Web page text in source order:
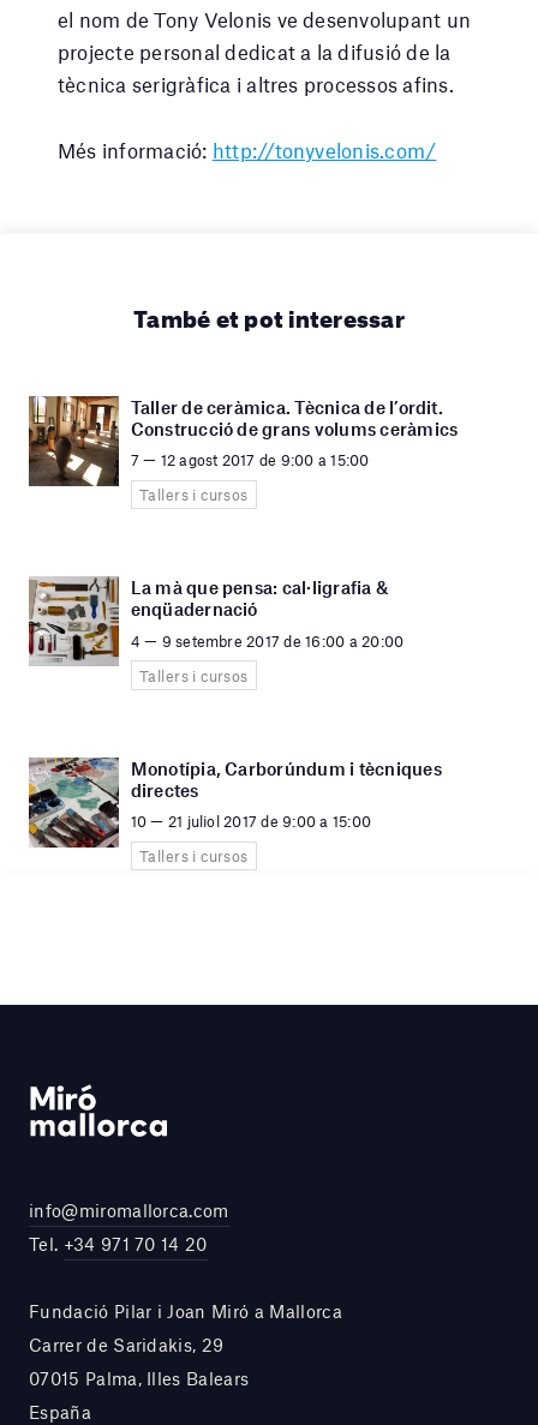
el nom de Tony Velonis ve desenvolupant un
projecte personal dedicat a la difusió de la
tècnica serigràfica i altres processos afins.
Més informació: http://tonyvelonis.com/
També et pot interessar
Taller de ceràmica. Tècnica de l’ordit.
Construcció de grans volums ceràmics
7 — 12 agost 2017 de 9:00 a 15:00
Tallers i cursos
La mà que pensa: cal·ligrafia &
enqüadernació
4 — 9 setembre 2017 de 16:00 a 20:00
Tallers i cursos
Monotípia, Carborúndum i tècniques
directes
10 — 21 juliol 2017 de 9:00 a 15:00
Tallers i cursos
info@miromallorca.com
Tel. +34 971 70 14 20
Fundació Pilar i Joan Miró a Mallorca
Carrer de Saridakis, 29
07015 Palma, Illes Balears
España